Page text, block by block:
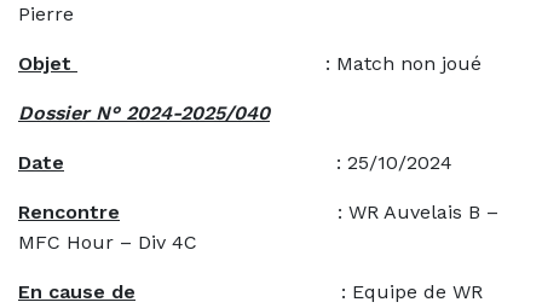
Pierre
Objet : Match non joué
Dossier N° 2024-2025/040
Date : 25/10/2024
Rencontre : WR Auvelais B –
MFC Hour – Div 4C
En cause de : Equipe de WR